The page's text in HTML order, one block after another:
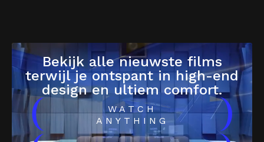
Bekijk alle nieuwste films
terwijl je ontspant in high-end
design en ultiem comfort.
(
WATCH
ANYTHING
)